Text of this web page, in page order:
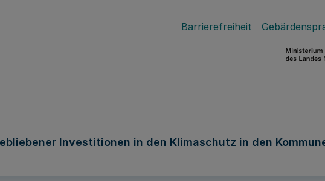
Barrierefreiheit
Investitionen in den Klimaschutz in den